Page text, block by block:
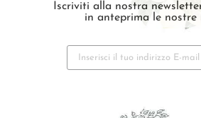
Iscriviti alla nostra
in anteprima le nostre